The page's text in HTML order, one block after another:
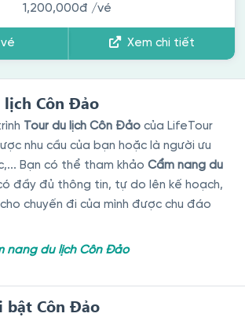
1,200,000đ /vé
Xem chi tiết
lịch Côn Đảo
Tour du lịch Côn Đảo của LifeTour
nhu cầu của bạn hoặc là người ưu
Bạn có thể tham khảo Cẩm nang du
đầy đủ thông tin, tự do lên kế hoạch,
chuyến đi của mình được chu đáo
nang du lịch Côn Đảo
bật Côn Đảo